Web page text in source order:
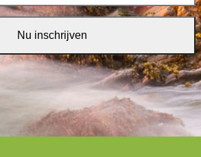
Nu inschrijven